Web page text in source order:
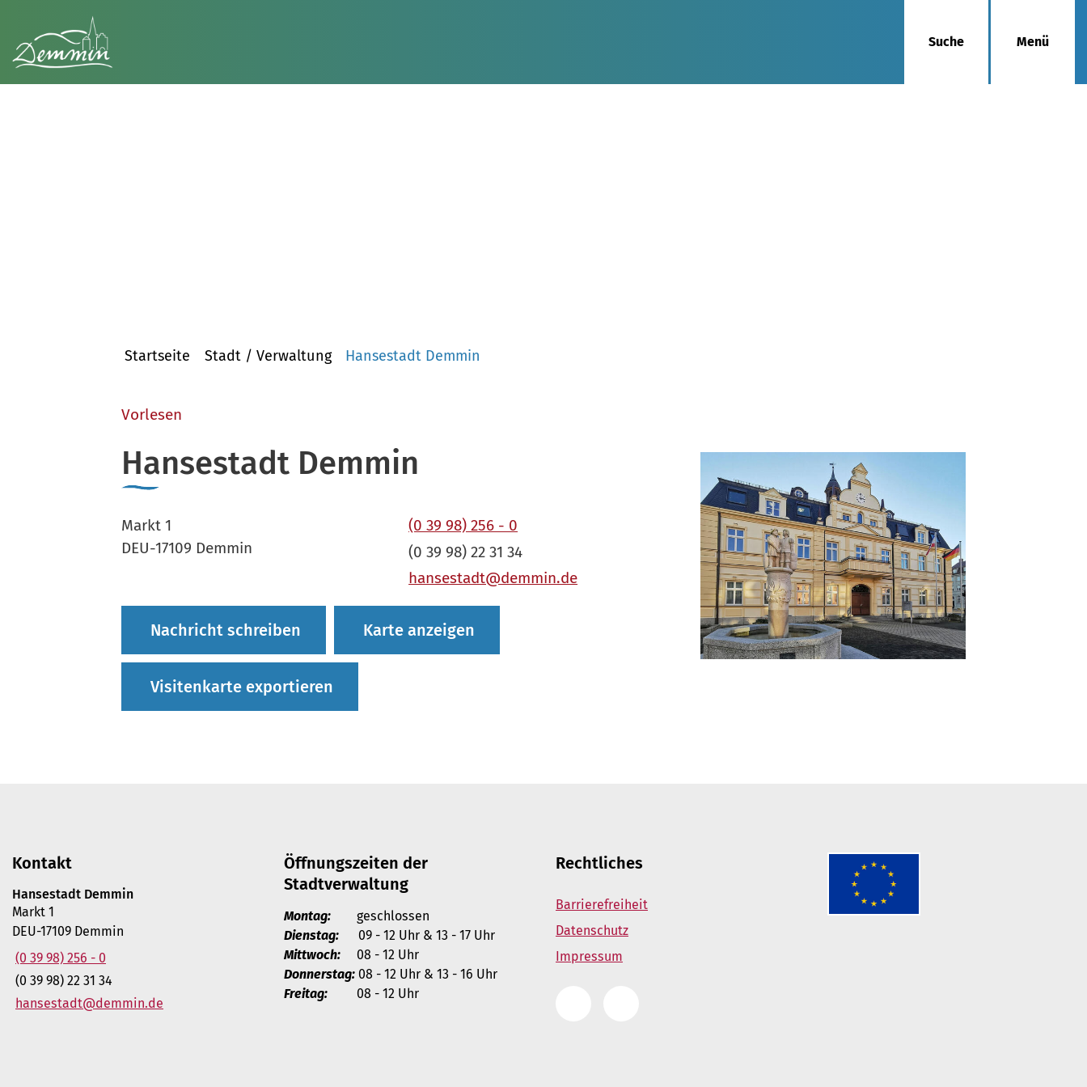
Suche Menü
Startseite Stadt / Verwaltung Hansestadt Demmin
Vorlesen
Hansestadt Demmin
Markt 1
DEU-17109 Demmin
(0 39 98) 256 - 0
(0 39 98) 22 31 34
hansestadt@demmin.de
Nachricht schreiben Karte anzeigen
Visitenkarte exportieren
Kontakt
Hansestadt Demmin
Markt 1
DEU-17109 Demmin
(0 39 98) 256 - 0
(0 39 98) 22 31 34
hansestadt@demmin.de
Öffnungszeiten der
Stadtverwaltung
Montag: geschlossen
Dienstag: 09 - 12 Uhr & 13 - 17 Uhr
Mittwoch: 08 - 12 Uhr
Donnerstag: 08 - 12 Uhr & 13 - 16 Uhr
Freitag: 08 - 12 Uhr
Rechtliches
Barrierefreiheit
Datenschutz
Impressum